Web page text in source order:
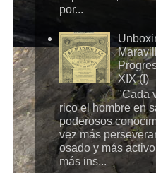
por...
XIX (I)
"Cada
rico el hombre en
poderosos
vez más
osado y más
más ins...